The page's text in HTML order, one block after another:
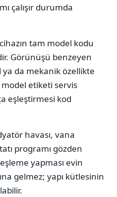
çalışır durumda
tam model kodu
Görünüşü benzeyen
ya da mekanik özellikte
etiketi servis
eşleştirmesi kod
havası, vana
programı gözden
yapması evin
gelmez; yapı kütlesinin